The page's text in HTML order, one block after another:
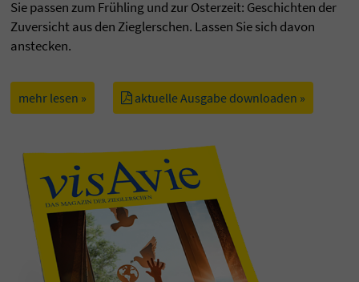
Sie passen zum Frühling und zur Osterzeit: Geschichten der
Zuversicht aus den Zieglerschen. Lassen Sie sich davon
anstecken.
mehr lesen » aktuelle Ausgabe downloaden »